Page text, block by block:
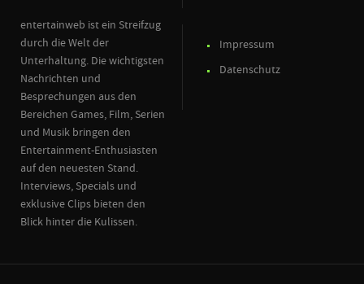
entertainweb ist ein Streifzug
durch die Welt der
Unterhaltung. Die wichtigsten
Nachrichten und
Besprechungen aus den
Bereichen Games, Film, Serien
und Musik bringen den
Entertainment-Enthusiasten
auf den neuesten Stand.
Interviews, Specials und
exklusive Clips bieten den
Blick hinter die Kulissen.
Impressum
Datenschutz